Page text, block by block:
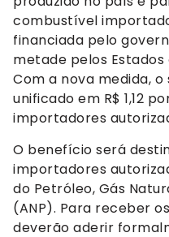
combustível
financiada pelo
metade pelos
Com a nova medida,
unificado em R$ 1,12
importadores
O benefício será
importadores
do Petróleo, Gás
(ANP). Para receber
deverão aderir